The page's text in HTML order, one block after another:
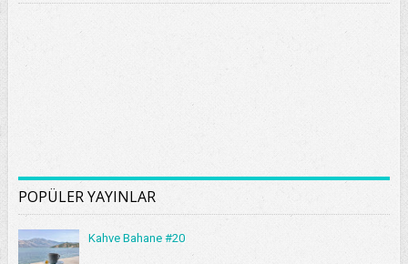
POPÜLER YAYINLAR
Kahve Bahane #20